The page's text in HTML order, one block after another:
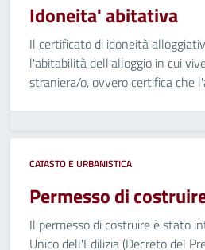
Idoneita' abitativa
Il certificato di idoneità
l'abitabilità dell'alloggio in cui
straniera/o, ovvero certifica che
CATASTO E URBANISTICA
Permesso di
Il permesso di costruire è stato
Unico dell'Edilizia (Decreto del